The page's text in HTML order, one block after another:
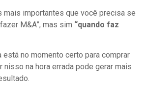
mais importantes que você precisa se
M&A”, mas sim “quando faz
está no momento certo para comprar
nisso na hora errada pode gerar mais